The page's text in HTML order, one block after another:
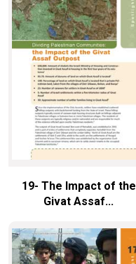
19- The Impact of the
Givat Assaf...